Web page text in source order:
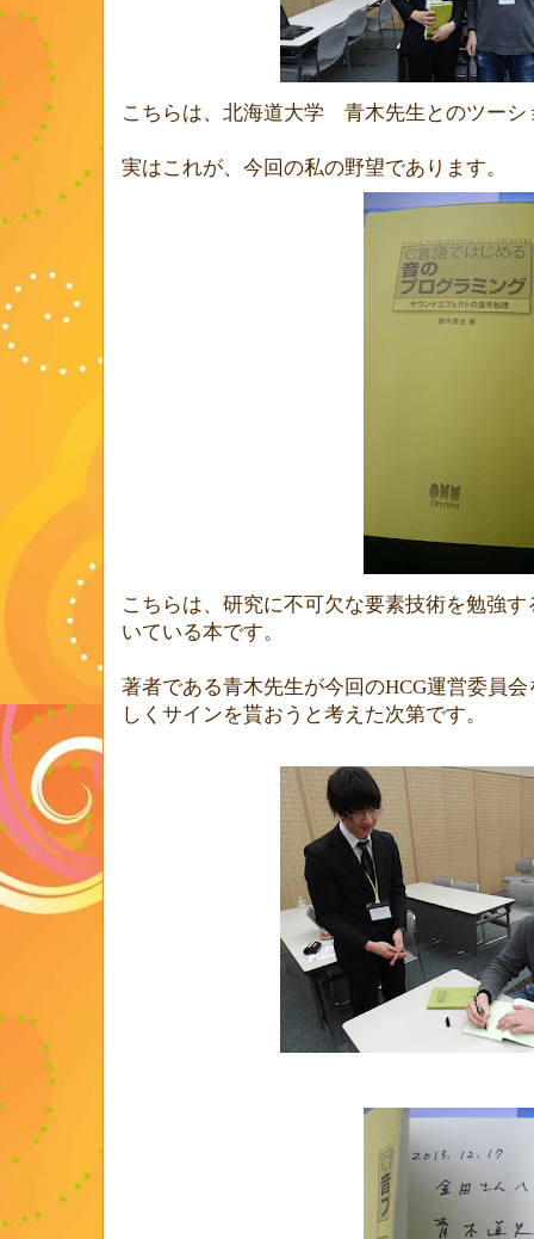
こちらは、北海道大学 青木先生とのツーシ
実はこれが、今回の私の野望であります。
こちらは、研究に不可欠な要素技術を勉強
いている本です。
著者である青木先生が今回のHCG運営委員会
しくサインを貰おうと考えた次第です。